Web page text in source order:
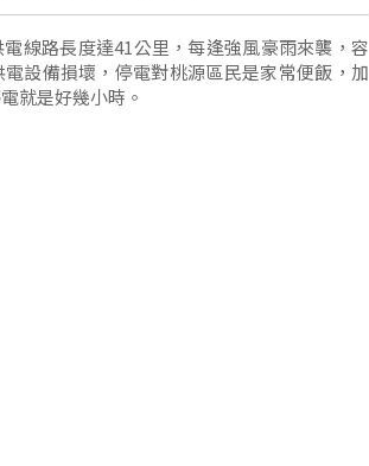
線路長度達41公里，每逢強風豪雨來襲，容
設備損壞，停電對桃源區民是家常便飯，加
就是好幾小時。